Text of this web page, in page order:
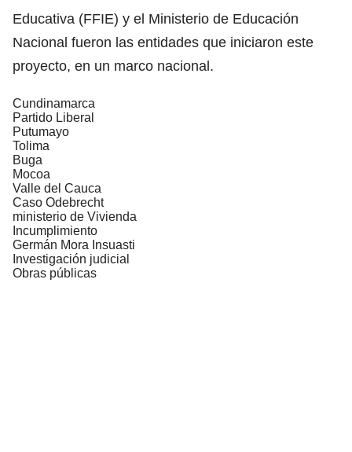
Educativa (FFIE) y el Ministerio de Educación
Nacional fueron las entidades que iniciaron este
proyecto, en un marco nacional.
Cundinamarca
Partido Liberal
Putumayo
Tolima
Buga
Mocoa
Valle del Cauca
Caso Odebrecht
ministerio de Vivienda
Incumplimiento
Germán Mora Insuasti
Investigación judicial
Obras públicas